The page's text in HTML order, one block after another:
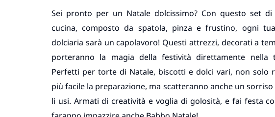
Sei pronto per un Natale dolcissimo? Con questo set
cucina, composto da spatola, pinza e frustino, ogni
dolciaria sarà un capolavoro! Questi attrezzi, decorati a
porteranno la magia della festività direttamente nella
Perfetti per torte di Natale, biscotti e dolci vari, non solo
più facile la preparazione, ma scatteranno anche un
li usi. Armati di creatività e voglia di golosità, e fai festa